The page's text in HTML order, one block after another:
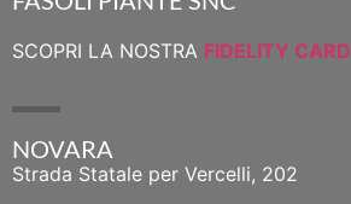
SCOPRI LA NOSTRA FIDELITY CARD
NOVARA
Strada Statale per Vercelli, 202